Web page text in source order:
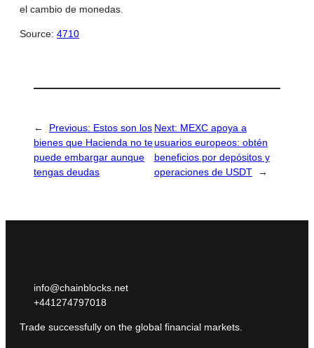
el cambio de monedas.
Source: 4710
← Previous: Estos son los
bienes que Hacienda no te
puede embargar aunque
tengas deudas
Next: MEXC apoya a
usuarios europeos: obtén
beneficios por depósitos y
operaciones de USDT
→
info@chainblocks.net
+441274797018
Trade successfully on the global financial markets.